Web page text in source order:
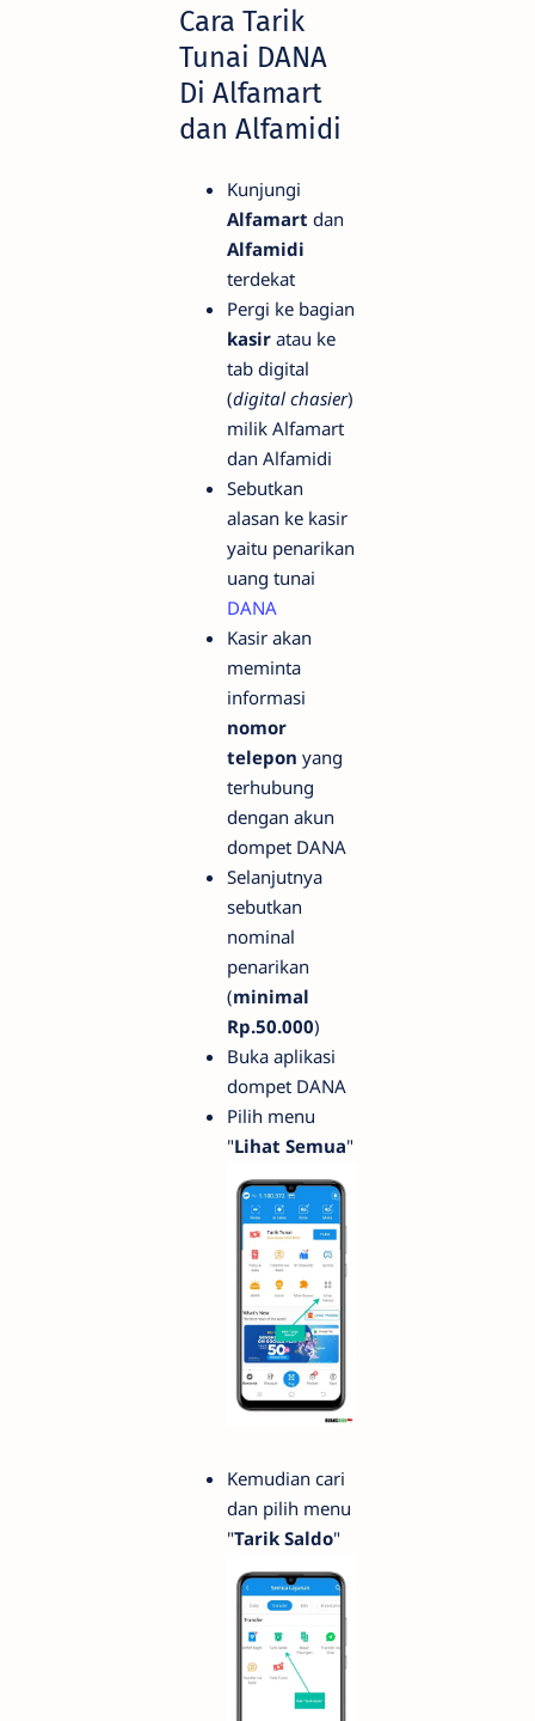
Cara Tarik
Tunai DANA
Di Alfamart
dan Alfamidi
Kunjungi
Alfamart dan
Alfamidi
terdekat
Pergi ke bagian
kasir atau ke
tab digital
(digital chasier)
milik Alfamart
dan Alfamidi
Sebutkan
alasan ke kasir
yaitu penarikan
uang tunai
DANA
Kasir akan
meminta
informasi
nomor
telepon yang
terhubung
dengan akun
dompet DANA
Selanjutnya
sebutkan
nominal
penarikan
(minimal
Rp.50.000)
Buka aplikasi
dompet DANA
Pilih menu
"Lihat Semua"
Kemudian cari
dan pilih menu
"Tarik Saldo"